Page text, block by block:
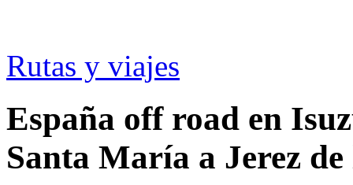
Rutas y viajes
España off road en
Santa María a Jerez